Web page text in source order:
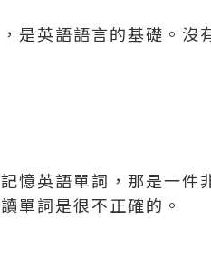
是英語語言的基礎。沒
憶英語單詞，那是一件
單詞是很不正確的。